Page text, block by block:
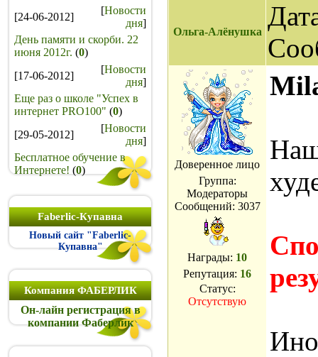
[24-06-2012]
[Новости
дня]
День памяти и скорби. 22
июня 2012г. (0)
[17-06-2012]
[Новости
дня]
Еще раз о школе "Успех в
интернет PRO100" (0)
[29-05-2012]
[Новости
дня]
Бесплатное обучение в
Интернете! (0)
Faberlic-Купавна
Новый сайт "Faberlic-
Купавна"
Компания ФАБЕРЛИК
Он-лайн регистрация в
компании Фаберлик
Ольга-Алёнушка
Доверенное лицо
Группа:
Модераторы
Сообщений: 3037
Награды: 10
Репутация: 16
Статус:
Отсутствую